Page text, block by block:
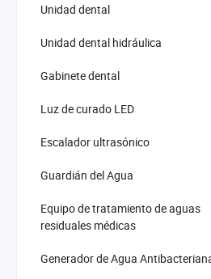
Unidad dental
Unidad dental hidráulica
Gabinete dental
Luz de curado LED
Escalador ultrasónico
Guardián del Agua
Equipo de tratamiento de aguas
residuales médicas
Generador de Agua